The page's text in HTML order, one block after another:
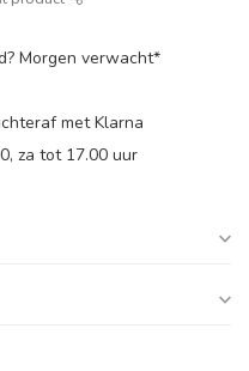
Morgen verwacht*
met Klarna
za tot 17.00 uur